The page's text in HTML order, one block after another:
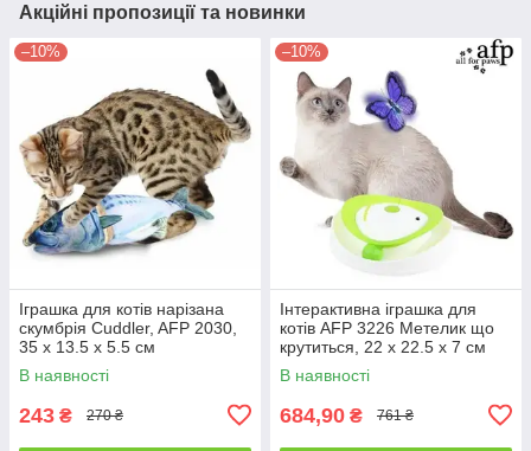
Акційні пропозиції та новинки
–10%
Іграшка для котів нарізана
скумбрія Cuddler, AFP 2030,
35 x 13.5 x 5.5 см
В наявності
243 ₴ 270 ₴
–10%
Інтерактивна іграшка для
котів AFP 3226 Метелик що
крутиться, 22 x 22.5 x 7 см
В наявності
684,90 ₴ 761 ₴